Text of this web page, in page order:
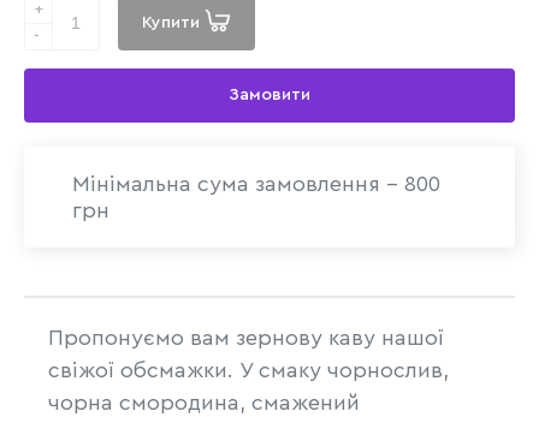
+
-
Купити
Замовити
Мінімальна сума замовлення - 800
грн
Пропонуємо вам зернову каву нашої
свіжої обсмажки. У смаку чорнослив,
чорна смородина, смажений